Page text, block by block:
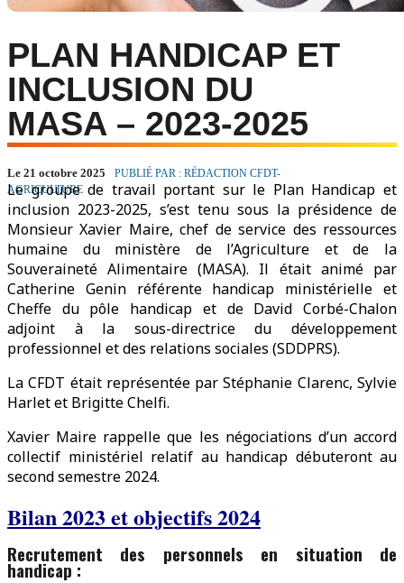
PLAN HANDICAP ET
INCLUSION DU
MASA – 2023-2025
Le 21 octobre 2025
PUBLIÉ PAR : RÉDACTION CFDT-
AGRICULTURE
Le groupe de travail portant sur le Plan Handicap et
inclusion 2023-2025, s’est tenu sous la présidence de
Monsieur Xavier Maire, chef de service des ressources
humaine du ministère de l’Agriculture et de la
Souveraineté Alimentaire (MASA). Il était animé par
Catherine Genin référente handicap ministérielle et
Cheffe du pôle handicap et de David Corbé-Chalon
adjoint à la sous-directrice du développement
professionnel et des relations sociales (SDDPRS).
La CFDT était représentée par Stéphanie Clarenc, Sylvie
Harlet et Brigitte Chelfi.
Xavier Maire rappelle que les négociations d’un accord
collectif ministériel relatif au handicap débuteront au
second semestre 2024.
Bilan 2023 et objectifs 2024
Recrutement des personnels en situation de
handicap :